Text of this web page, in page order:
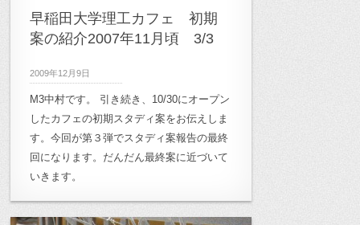
早稲田大学理工カフェ 初期
案の紹介2007年11月頃 3/3
2009年12月9日
M3中村です。 引き続き、10/30にオープン
したカフェの初期スタディ案をお伝えしま
す。今回が第３弾でスタディ案報告の最終
回になります。だんだん最終案に近づいて
いきます。